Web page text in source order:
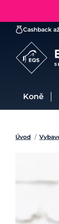
Cashback až
Koně
Úvod /